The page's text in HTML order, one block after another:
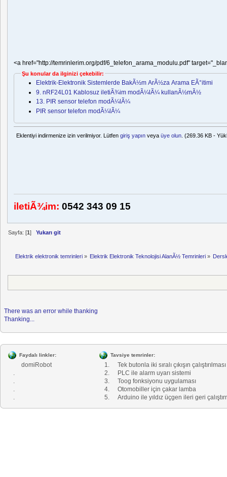
<a href="http://temrinlerim.org/pdf/6_telefon_arama_modulu.pdf"
Şu konular da ilginizi çekebilir:
Elektrik-Elektronik Sistemlerde BakÃ½m ArÃ½za Arama EÃ°itimi
9. nRF24L01 Kablosuz iletiÃ¾im modÃ¼lÃ¼ kullanÃ½mÃ½
13. PIR sensor telefon modÃ¼lÃ¼
PIR sensor telefon modÃ¼lÃ¼
Eklentiyi indirmenize izin verilmiyor. Lütfengiriş yapın veyaüye olun . (269.36 KB -
iletiÃ¾im: 0542 343 09 15
Sayfa: [1] Yukarı git
Elektrik elektronik temrinleri» Elektrik Elektronik Teknolojisi AlanÃ½ Temrinleri »
There was an error while thanking
Thanking...
Faydalı linkler:
domiRobot
.
.
.
.
Tavsiye temrinler:
1.
Tek butonla iki sıralı çıkışın çalıştırılması
2.
PLC ile alarm uyarı sistemi
3.
Toog fonksiyonu uygulaması
4.
Otomobiller için çakar lamba
5.
Arduino ile yıldız üçgen ileri geri